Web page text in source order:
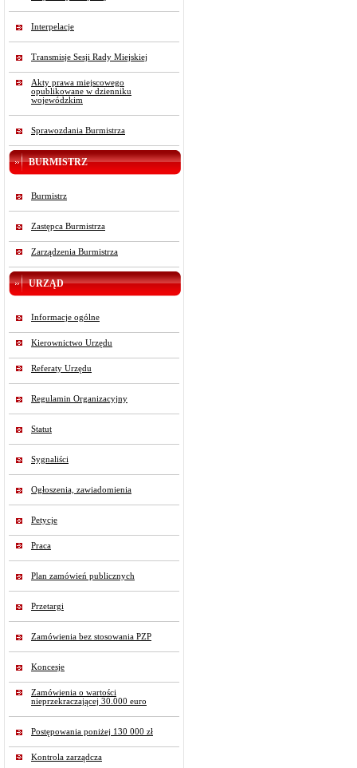
Interpelacje
Transmisje Sesji Rady Miejskiej
Akty prawa miejscowego
opublikowane w dzienniku
wojewódzkim
Sprawozdania Burmistrza
BURMISTRZ
Burmistrz
Zastępca Burmistrza
Zarządzenia Burmistrza
URZĄD
Informacje ogólne
Kierownictwo Urzędu
Referaty Urzędu
Regulamin Organizacyjny
Statut
Sygnaliści
Ogłoszenia, zawiadomienia
Petycje
Praca
Plan zamówień publicznych
Przetargi
Zamówienia bez stosowania PZP
Koncesje
Zamówienia o wartości
nieprzekraczającej 30.000 euro
Postępowania poniżej 130 000 zł
Kontrola zarządcza